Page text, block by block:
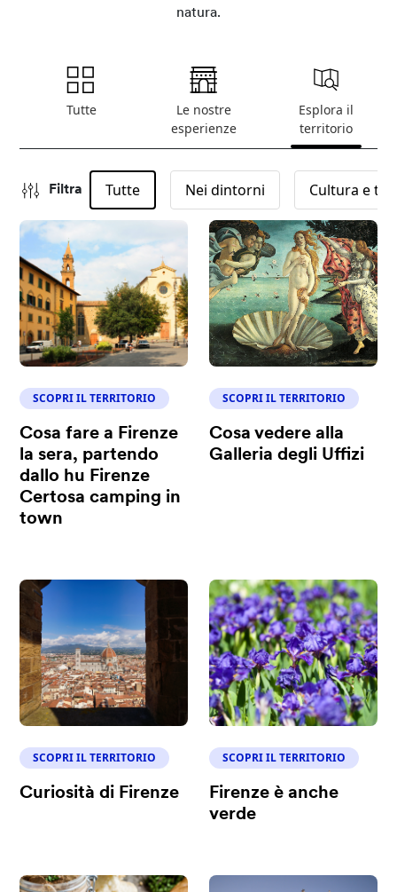
natura.
Tutte
Le nostre
esperienze
Esplora il
territorio
Filtra Tutte Nei dintorni Cultura e
SCOPRI IL TERRITORIO
Cosa fare a Firenze
la sera, partendo
dallo hu Firenze
Certosa camping in
town
SCOPRI IL TERRITORIO
Cosa vedere alla
Galleria degli Uffizi
SCOPRI IL TERRITORIO
Curiosità di Firenze
SCOPRI IL TERRITORIO
Firenze è anche
verde